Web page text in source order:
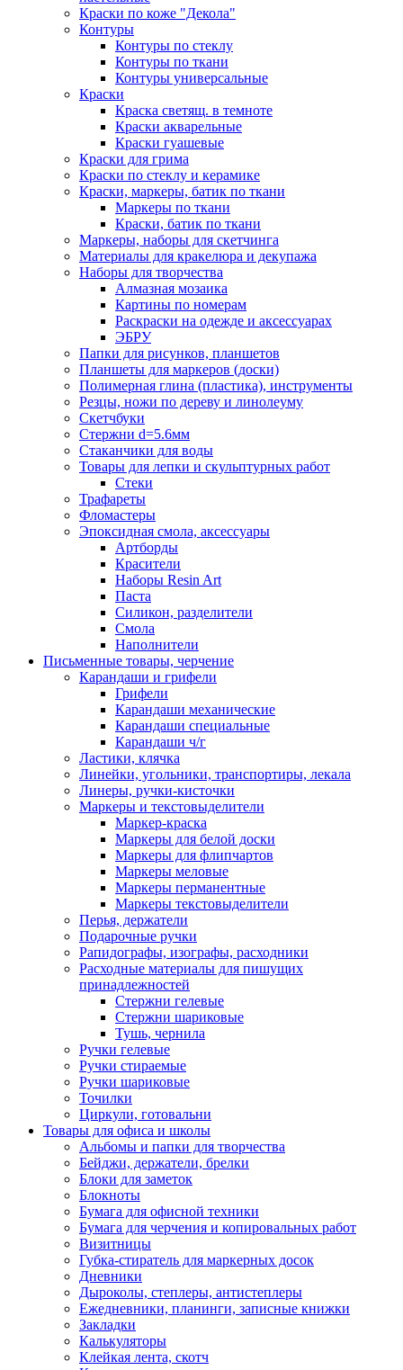
Краски по коже "Декола"
Контуры
Контуры по стеклу
Контуры по ткани
Контуры универсальные
Краски
Краска светящ. в темноте
Краски акварельные
Краски гуашевые
Краски для грима
Краски по стеклу и керамике
Краски, маркеры, батик по ткани
Маркеры по ткани
Краски, батик по ткани
Маркеры, наборы для скетчинга
Материалы для кракелюра и декупажа
Наборы для творчества
Алмазная мозаика
Картины по номерам
Раскраски на одежде и аксессуарах
ЭБРУ
Папки для рисунков, планшетов
Планшеты для маркеров (доски)
Полимерная глина (пластика), инструменты
Резцы, ножи по дереву и линолеуму
Скетчбуки
Стержни d=5.6мм
Стаканчики для воды
Товары для лепки и скульптурных работ
Стеки
Трафареты
Фломастеры
Эпоксидная смола, аксессуары
Артборды
Красители
Наборы Resin Art
Паста
Силикон, разделители
Смола
Наполнители
Письменные товары, черчение
Карандаши и грифели
Грифели
Карандаши механические
Карандаши специальные
Карандаши ч/г
Ластики, клячка
Линейки, угольники, транспортиры, лекала
Линеры, ручки-кисточки
Маркеры и текстовыделители
Маркер-краска
Маркеры для белой доски
Маркеры для флипчартов
Маркеры меловые
Маркеры перманентные
Маркеры текстовыделители
Перья, держатели
Подарочные ручки
Рапидографы, изографы, расходники
Расходные материалы для пишущих
принадлежностей
Стержни гелевые
Стержни шариковые
Тушь, чернила
Ручки гелевые
Ручки стираемые
Ручки шариковые
Точилки
Циркули, готовальни
Товары для офиса и школы
Альбомы и папки для творчества
Бейджи, держатели, брелки
Блоки для заметок
Блокноты
Бумага для офисной техники
Бумага для черчения и копировальных работ
Визитницы
Губка-стиратель для маркерных досок
Дневники
Дыроколы, степлеры, антистеплеры
Ежедневники, планинги, записные книжки
Закладки
Калькуляторы
Клейкая лента, скотч